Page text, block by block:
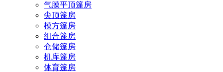
气膜平顶篷房
尖顶篷房
模方篷房
组合篷房
仓储篷房
机库篷房
体育篷房